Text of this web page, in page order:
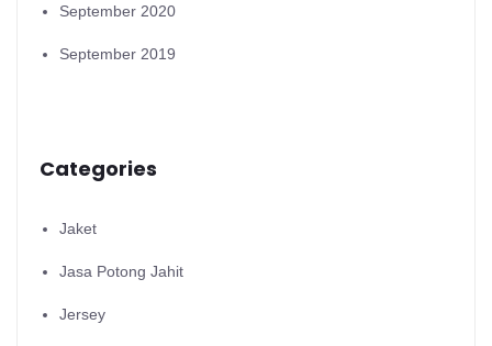
September 2020
September 2019
Categories
Jaket
Jasa Potong Jahit
Jersey